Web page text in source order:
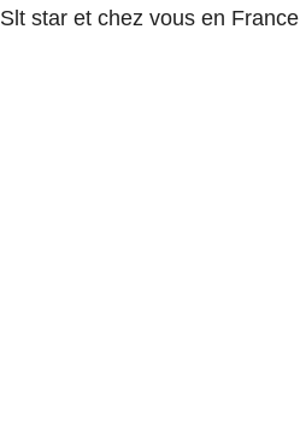
Slt star et chez vous en France